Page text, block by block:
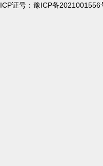
ICP证号： 豫ICP备2021001556